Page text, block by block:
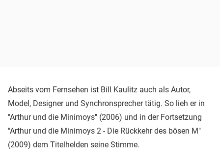
Abseits vom Fernsehen ist Bill Kaulitz auch als Autor,
Model, Designer und Synchronsprecher tätig. So lieh er in
"Arthur und die Minimoys" (2006) und in der Fortsetzung
"Arthur und die Minimoys 2 - Die Rückkehr des bösen M"
(2009) dem Titelhelden seine Stimme.